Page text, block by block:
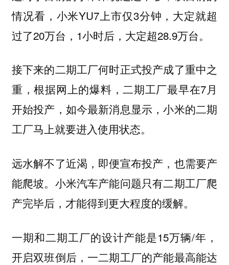
情况看，小米YU7上市仅3分钟，大定就超
过了20万台，1小时后，大定超28.9万台。
接下来的二期工厂何时正式投产成了重中之
重，根据网上的爆料，二期工厂最早在7月
开始投产，如今最新消息显示，小米的二期
工厂马上就要进入使用状态。
远水解不了近渴，即便宣布投产，也需要产
能爬坡。小米汽车产能问题只有二期工厂爬
产完毕后，才能得到更大程度的缓解。
一期和二期工厂的设计产能是15万辆/年，
开启双班倒后，一二期工厂的产能最高能达